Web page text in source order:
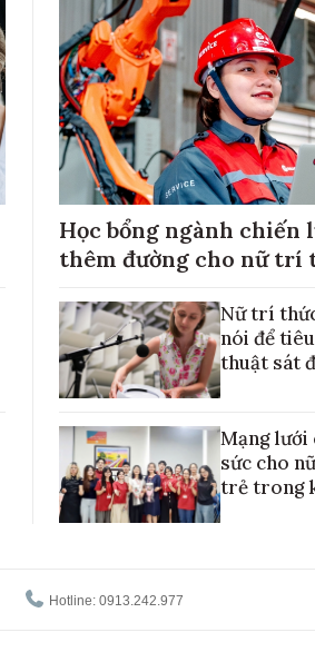
Học bổng ngành chiến
thêm đường cho nữ trí
Nữ trí
nói để
thuật sát
Mạng lưới
sức cho
trẻ trong
Hotline: 0913.242.977